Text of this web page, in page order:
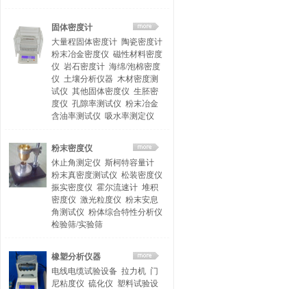
固体密度计
大量程固体密度计 陶瓷密度计
粉末冶金密度仪 磁性材料密度
仪 岩石密度计 海绵/泡棉密度
仪 土壤分析仪器 木材密度测
试仪 其他固体密度仪 生胚密
度仪 孔隙率测试仪 粉末冶金
含油率测试仪 吸水率测定仪
粉末密度仪
休止角测定仪 斯柯特容量计
粉末真密度测试仪 松装密度仪
振实密度仪 霍尔流速计 堆积
密度仪 激光粒度仪 粉末安息
角测试仪 粉体综合特性分析仪
检验筛/实验筛
橡塑分析仪器
电线电缆试验设备 拉力机 门
尼粘度仪 硫化仪 塑料试验设